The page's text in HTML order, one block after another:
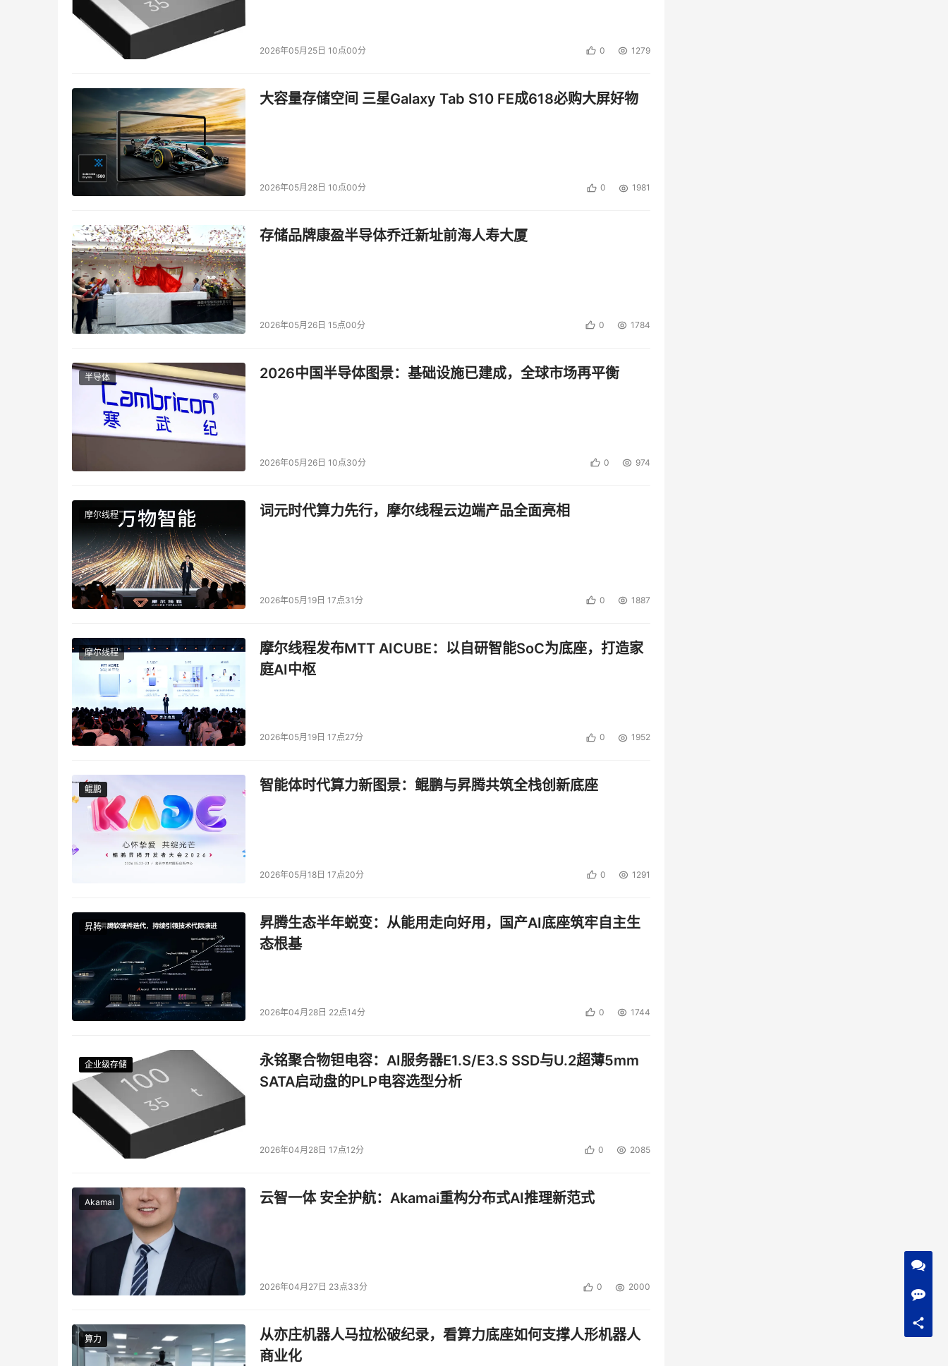
2026年05月25日 10点00分 0 1279
大容量存储空间 三星Galaxy Tab S10 FE成618必购大屏好物
2026年05月28日 10点00分 0 1981
存储品牌康盈半导体乔迁新址前海人寿大厦
2026年05月26日 15点00分 0 1784
半导体 2026中国半导体图景：基础设施已建成，全球市场再平衡
2026年05月26日 10点30分 0 974
摩尔线程 词元时代算力先行，摩尔线程云边端产品全面亮相
2026年05月19日 17点31分 0 1887
摩尔线程
摩尔线程发布MTT AICUBE：以自研智能SoC为底座，打造家
庭AI中枢
2026年05月19日 17点27分 0 1952
鲲鹏
鲲鹏 智能体时代算力新图景：鲲鹏与昇腾共筑全栈创新底座
2026年05月18日 17点20分 0 1291
昇腾
昇腾生态半年蜕变：从能用走向好用，国产AI底座筑牢自主生
态根基
2026年04月28日 22点14分 0 1744
企业级存储
企业级存储
企业级存储
企业级存储
永铭聚合物钽电容：AI服务器E1.S/E3.S SSD与U.2超薄5mm
SATA启动盘的PLP电容选型分析
2026年04月28日 17点12分 0 2085
Akamai 云智一体 安全护航：Akamai重构分布式AI推理新范式
2026年04月27日 23点33分 0 2000
算力
算力
从亦庄机器人马拉松破纪录，看算力底座如何支撑人形机器人
商业化